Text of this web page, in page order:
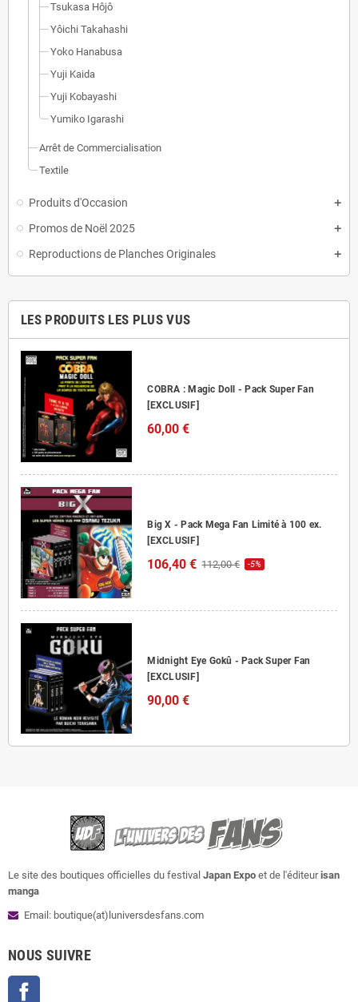
Tsukasa Hôjô
Yôichi Takahashi
Yoko Hanabusa
Yuji Kaida
Yuji Kobayashi
Yumiko Igarashi
Arrêt de Commercialisation
Textile
Produits d'Occasion
Promos de Noël 2025
Reproductions de Planches Originales
LES PRODUITS LES PLUS VUS
COBRA : Magic Doll - Pack Super Fan
[EXCLUSIF]
60,00 €
Big X - Pack Mega Fan Limité à 100 ex.
[EXCLUSIF]
106,40 € 112,00 € -5%
Midnight Eye Gokû - Pack Super Fan
[EXCLUSIF]
90,00 €
Le site des boutiques officielles du festival Japan Expo et de l'éditeurisan
manga
Email: boutique(at)luniversdesfans.com
NOUS SUIVRE